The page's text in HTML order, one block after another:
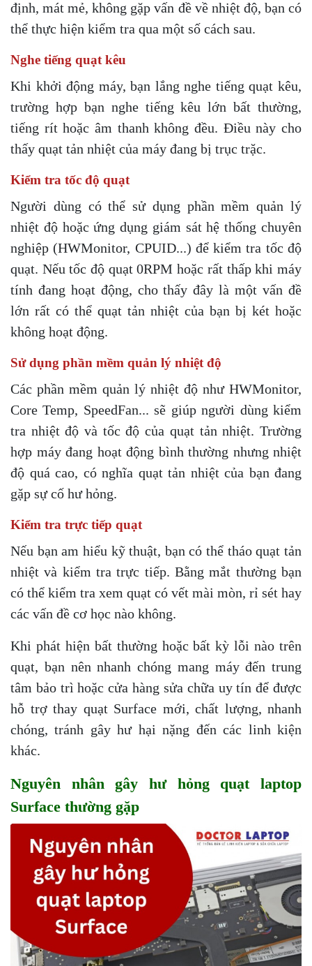
định, mát mẻ, không gặp vấn đề về nhiệt độ, bạn có
thể thực hiện kiểm tra qua một số cách sau.
Nghe tiếng quạt kêu
Khi khởi động máy, bạn lắng nghe tiếng quạt kêu,
trường hợp bạn nghe tiếng kêu lớn bất thường,
tiếng rít hoặc âm thanh không đều. Điều này cho
thấy quạt tản nhiệt của máy đang bị trục trặc.
Kiểm tra tốc độ quạt
Người dùng có thể sử dụng phần mềm quản lý
nhiệt độ hoặc ứng dụng giám sát hệ thống chuyên
nghiệp (HWMonitor, CPUID...) để kiểm tra tốc độ
quạt. Nếu tốc độ quạt 0RPM hoặc rất thấp khi máy
tính đang hoạt động, cho thấy đây là một vấn đề
lớn rất có thể quạt tản nhiệt của bạn bị két hoặc
không hoạt động.
Sử dụng phần mềm quản lý nhiệt độ
Các phần mềm quản lý nhiệt độ như HWMonitor,
Core Temp, SpeedFan... sẽ giúp người dùng kiểm
tra nhiệt độ và tốc độ của quạt tản nhiệt. Trường
hợp máy đang hoạt động bình thường nhưng nhiệt
độ quá cao, có nghĩa quạt tản nhiệt của bạn đang
gặp sự cố hư hỏng.
Kiểm tra trực tiếp quạt
Nếu bạn am hiểu kỹ thuật, bạn có thể tháo quạt tản
nhiệt và kiểm tra trực tiếp. Bằng mắt thường bạn
có thể kiểm tra xem quạt có vết mài mòn, rỉ sét hay
các vấn đề cơ học nào không.
Khi phát hiện bất thường hoặc bất kỳ lỗi nào trên
quạt, bạn nên nhanh chóng mang máy đến trung
tâm bảo trì hoặc cửa hàng sửa chữa uy tín để được
hỗ trợ thay quạt Surface mới, chất lượng, nhanh
chóng, tránh gây hư hại nặng đến các linh kiện
khác.
Nguyên nhân gây hư hỏng quạt laptop
Surface thường gặp